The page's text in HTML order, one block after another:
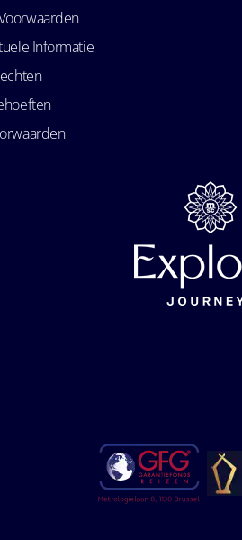
Informatie